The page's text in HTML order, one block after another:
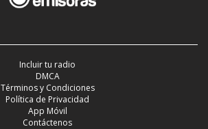
Incluir tu radio
DMCA
Términos y Condiciones
Política de Privacidad
App Móvil
Contáctenos